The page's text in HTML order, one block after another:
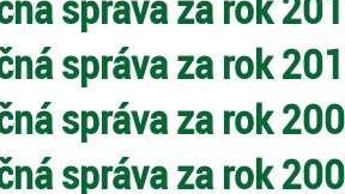
správa za rok
správa za rok
správa za rok